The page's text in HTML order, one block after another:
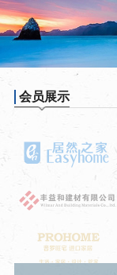
会员展示